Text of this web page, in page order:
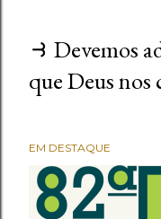
⥽ Devemos
que Deus
EM DESTAQUE